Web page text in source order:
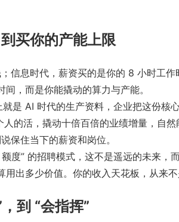
买你的产能上限
信息时代，薪资买的是你的 8 小时工
，而是你能撬动的算力与产能。
是 AI 时代的生产资料，企业把这份
的活，撬动十倍百倍的业绩增量，自
保住当下的薪资和岗位。
度” 的招聘模式，这不是遥远的未来
出多少价值。你的收入天花板，从来
到 “会指挥”